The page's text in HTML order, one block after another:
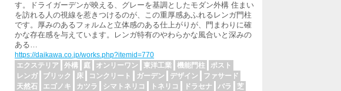
す。ドライガーデンが映える、グレーを基調としたモダン外構 住まい
を訪れる人の視線を惹きつけるのが、この重厚感あふれるレンガ門柱
です。厚みのあるフォルムと立体感のある仕上がりが、門まわりに確
かな存在感を与えています。レンガ特有のやわらかな風合いと深みの
ある…
https://daikawa.co.jp/works.php?itemid=770
エクステリア
外構 庭 オンリーワン 東洋工業 機能門柱
ポスト
レンガ
ブリック 床 コンクリート ガーデン デザイン
ファサード
天然石
エゴノキ カツラ シマトネリコ トネリコ ドラセナ バラ
芝